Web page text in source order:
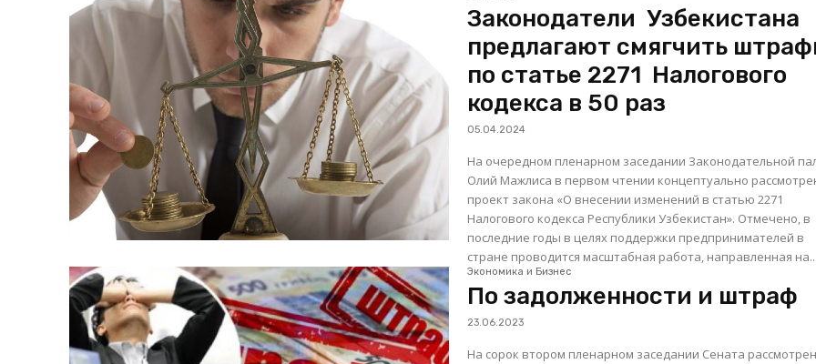
Законодатели Узбекистана
предлагают смягчить
по статье 2271 Налогового
кодекса в 50 раз
05.04.2024
На очередном пленарном заседании Законодательной
Олий Мажлиса в первом чтении концептуально
проект закона «О внесении изменений в статью 2271
Налогового кодекса Республики Узбекистан». Отмечено, в
последние годы в целях поддержки предпринимателей в
стране проводится масштабная работа, направленная на...
Экономика и Бизнес
По задолженности и штраф
23.06.2023
На сорок втором пленарном заседании Сената рассмотрен